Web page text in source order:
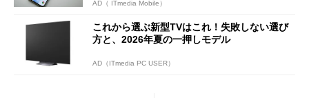
AD（ ITmedia Mobile）
これから選ぶ新型TVはこれ！失敗しない選び
方と、2026年夏の一押しモデル
AD（ITmedia PC USER）